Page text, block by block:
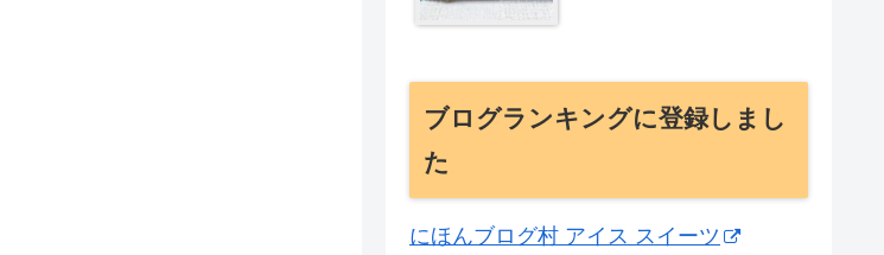
ブログランキングに登録しまし
た
にほんブログ村 アイス スイーツ